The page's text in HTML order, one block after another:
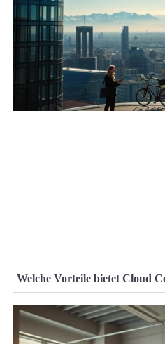
Welche Vorteile bietet Cloud